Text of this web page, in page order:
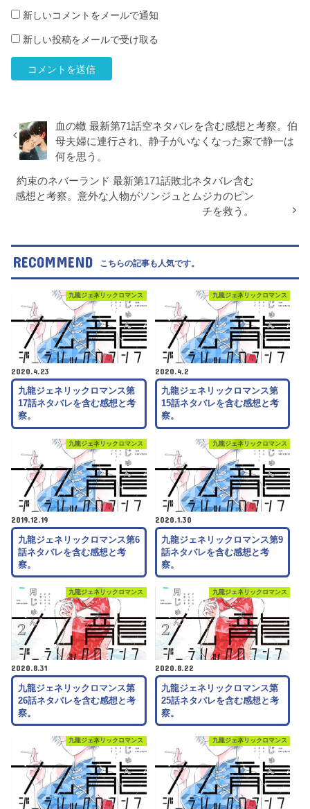
新しいコメントをメールで通知
新しい投稿をメールで受け取る
血の轍 最新第71話空ネタバレを含む感想と考察。伯
母夫婦に連行され、静子がいなくなった家で静一は
何を思う。
約束のネバーランド 最新第171話敗北ネタバレ含む
感想と考察。意外な人物がソンジュとムジカのピン
チを救う。
RECOMMEND こちらの記事も人気です。
九龍ジェネリックロマンス
2020.4.23
九龍ジェネリックロマンス第
17話ネタバレを含む感想と考
察。
九龍ジェネリックロマンス
2020.4.2
九龍ジェネリックロマンス第
15話ネタバレを含む感想と考
察。
九龍ジェネリックロマンス
2019.12.19
九龍ジェネリックロマンス第6
話ネタバレを含む感想と考
察。
九龍ジェネリックロマンス
2020.1.30
九龍ジェネリックロマンス第9
話ネタバレを含む感想と考
察。
九龍ジェネリックロマンス
2020.8.31
九龍ジェネリックロマンス第
26話ネタバレを含む感想と考
察。
九龍ジェネリックロマンス
2020.8.22
九龍ジェネリックロマンス第
25話ネタバレを含む感想と考
察。
九龍ジェネリックロマンス 九龍ジェネリックロマンス